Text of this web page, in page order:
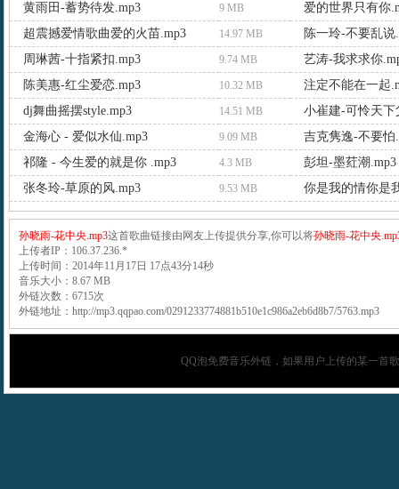
黄雨田-蓄势待发.mp3
9 MB
爱的世界只有你
超震撼爱情歌曲爱的火苗.mp3
14.97 MB
陈一玲-不要乱说
周琳茜-十指紧扣.mp3
9.74 MB
艺涛-我求求你
陈美惠-红尘爱恋.mp3
10.32 MB
注定不能在一起
dj舞曲摇摆style.mp3
14.51 MB
小崔建-可怜天下
金海心 - 爱似水仙.mp3
9.09 MB
吉克隽逸-不要怕
祁隆 - 今生爱的就是你 .mp3
4.3 MB
彭坦-墨荭潮.mp3
张冬玲-草原的风.mp3
9.53 MB
孙晓雨-花中央.mp3这首歌曲链接由网友上传提供分享,你可以将孙晓雨-花中央
上传者IP：106.37.236.*
上传时间：2014年11月17日 17点43分14秒
音乐大小：8.67 MB
外链次数：6715次
外链地址：http://mp3.qqpao.com/0291233774881b510e1c986a2eb6d8b7/5763.mp3
QQ泡免费音乐外链，如果用户上传的某一首